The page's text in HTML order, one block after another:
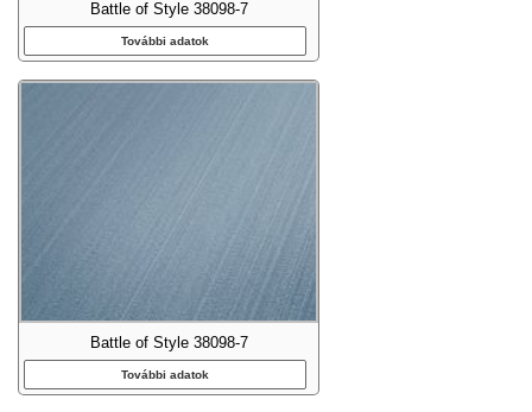
Battle of Style 38098-7
További adatok
Battle of Style 38098-7
További adatok